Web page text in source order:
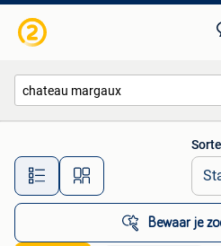
Alle
Bewaar je